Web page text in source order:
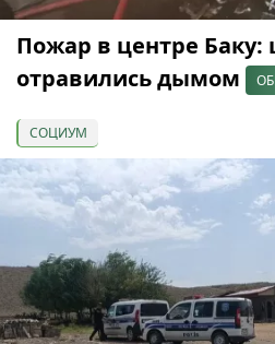
Пожар в центре Баку:
отравились дымом
СОЦИУМ